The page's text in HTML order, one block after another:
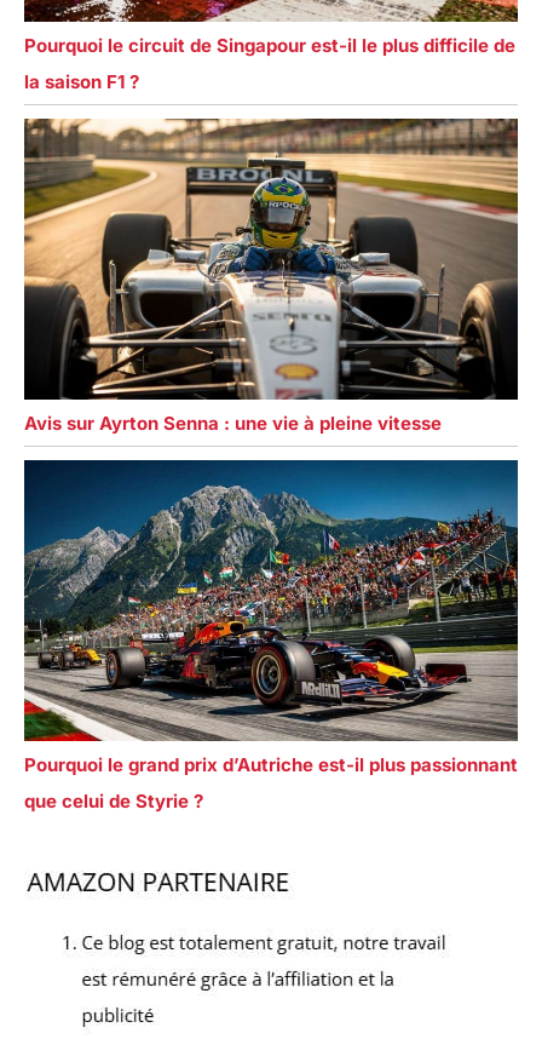
Pourquoi le circuit de Singapour est-il le plus difficile de
la saison F1 ?
Avis sur Ayrton Senna : une vie à pleine vitesse
Pourquoi le grand prix d’Autriche est-il plus passionnant
que celui de Styrie ?